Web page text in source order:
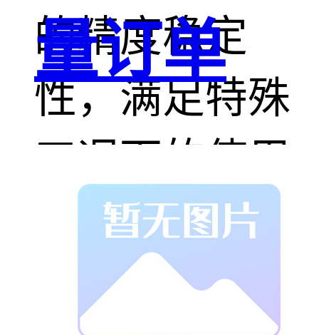
的精度稳定
性，满足特殊
工况下的使用
需求。
THK角接触球
量订单